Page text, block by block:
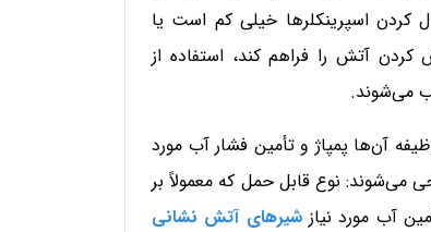
کردن اسپرینکلرها خیلی کم است یا
آتش را فراهم کند، استفاده از
می‌شوند.
آن‌ها پمپاژ و تأمین فشار آب مورد
می‌شوند: نوع قابل حمل که معمولاً بر
آب مورد نیازشیرهای آتش نشانی